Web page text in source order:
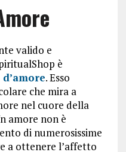
valido e
è
. Esso
che mira a
nel cuore della
amore non è
di numerosissime
a ottenere l’affetto